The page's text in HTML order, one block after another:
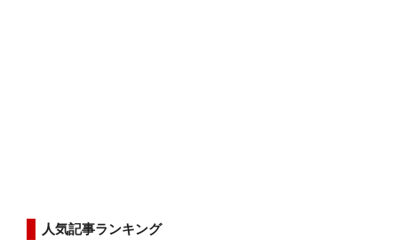
人気記事ランキング